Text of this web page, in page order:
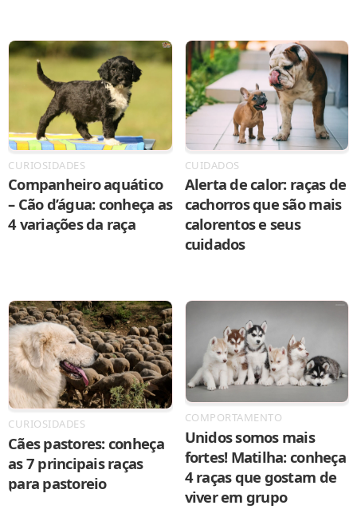
CURIOSIDADES
Companheiro aquático
– Cão d’água: conheça as
4 variações da raça
CUIDADOS
Alerta de calor: raças de
cachorros que são mais
calorentos e seus
cuidados
CURIOSIDADES
Cães pastores: conheça
as 7 principais raças
para pastoreio
COMPORTAMENTO
Unidos somos mais
fortes! Matilha: conheça
4 raças que gostam de
viver em grupo